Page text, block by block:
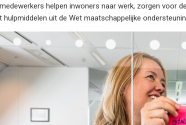
helpen inwoners naar werk, zorgen voor
hulpmiddelen uit de Wet maatschappelijke